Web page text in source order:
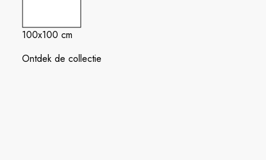
100x100 cm
Ontdek de collectie